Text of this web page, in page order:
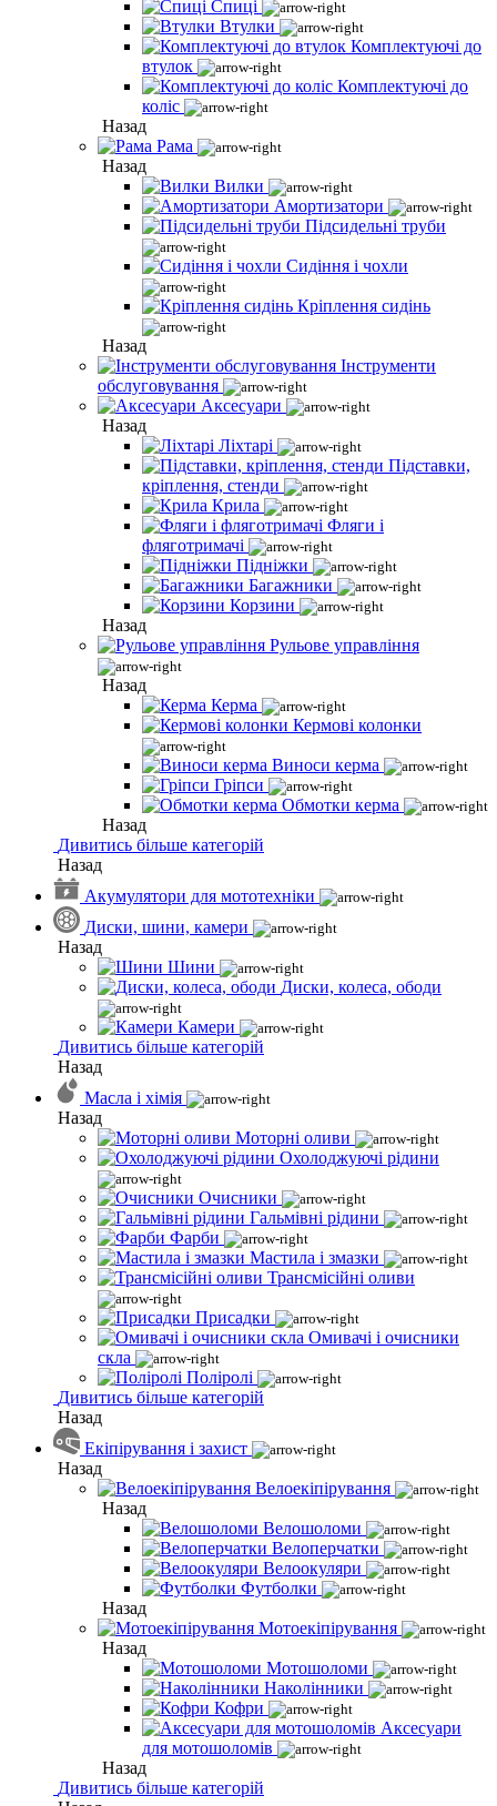
Спиці
Втулки
Комплектуючі до
втулок
Комплектуючі до
коліс
Назад
Рама
Назад
Вилки
Амортизатори
Підсидельні труби
Сидіння і чохли
Кріплення сидінь
Назад
Інструменти
обслуговування
Аксесуари
Назад
Ліхтарі
Підставки,
кріплення, стенди
Крила
Фляги і
фляготримачі
Підніжки
Багажники
Корзини
Назад
Рульове управління
Назад
Керма
Кермові колонки
Виноси керма
Гріпси
Обмотки керма
Назад
Дивитись більше категорій
Назад
Акумулятори для мототехніки
Диски, шини, камери
Назад
Шини
Диски, колеса, ободи
Камери
Дивитись більше категорій
Назад
Масла і хімія
Назад
Моторні оливи
Охолоджуючі рідини
Очисники
Гальмівні рідини
Фарби
Мастила і змазки
Трансмісійні оливи
Присадки
Омивачі і очисники
скла
Поліролі
Дивитись більше категорій
Назад
Екіпірування і захист
Назад
Велоекіпірування
Назад
Велошоломи
Велоперчатки
Велоокуляри
Футболки
Назад
Мотоекіпірування
Назад
Мотошоломи
Наколінники
Кофри
Аксесуари
для мотошоломів
Назад
Дивитись більше категорій